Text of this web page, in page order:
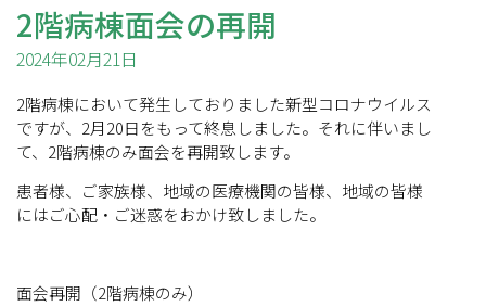
2階病棟面会の再開
2024年02月21日
2階病棟において発生しておりました新型コロナウイルス
ですが、2月20日をもって終息しました。それに伴いまし
て、2階病棟のみ面会を再開致します。
患者様、ご家族様、地域の医療機関の皆様、地域の皆様
にはご心配・ご迷惑をおかけ致しました。
面会再開（2階病棟のみ）